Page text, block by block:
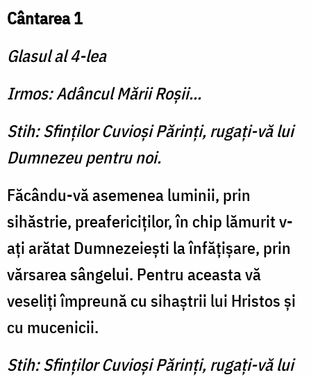
Cântarea 1
Glasul al 4-lea
Irmos: Adâncul Mării Roşii...
Stih: Sfinţilor Cuvioşi Părinţi, rugaţi-vă lui
Dumnezeu pentru noi.
Făcându-vă asemenea lumi­nii, prin
sihăstrie, prea­fericiţilor, în chip lămurit v-
aţi arătat Dumnezeieşti la înfă­ţişare, prin
vărsarea sângelui. Pentru aceasta vă
veseliţi împreună cu sihaştrii lui Hristos şi
cu mucenicii.
Stih: Sfinţilor Cuvioşi Părinţi, rugaţi-vă lui